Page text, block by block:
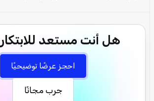
هل أنت مستعد
احجز عرضًا توضيحيًا
جرب مجانًا